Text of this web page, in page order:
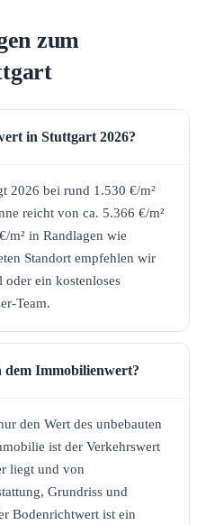
zum
in Stuttgart 2026?
2026 bei rund 1.530 €/m²
reicht von ca. 5.366 €/m²
m² in Randlagen wie
Standort empfehlen wir
ein kostenloses
Team.
Immobilienwert?
den Wert des unbebauten
ist der Verkehrswert
liegt und von
Grundriss und
Bodenrichtwert ist ein